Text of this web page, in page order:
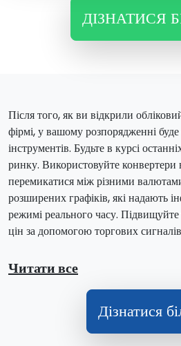
ДІЗНАТИСЯ
Після того, як ви відкрили
фірмі, у вашому розпорядженні буде
інструментів. Будьте в курсі
ринку. Використовуйте
перемикатися між різними
розширених графіків, які надають
режимі реального часу.
цін за допомогою торгових
Читати все
Дізнатися